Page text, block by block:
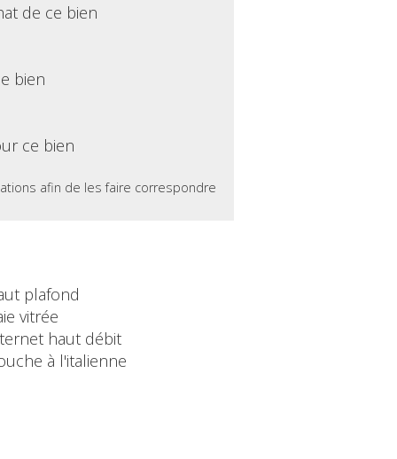
de ce bien
bien
ce bien
afin de les faire correspondre
plafond
vitrée
haut débit
à l'italienne